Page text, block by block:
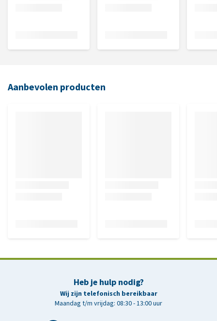
Aanbevolen producten
Heb je hulp nodig?
Wij zijn telefonisch bereikbaar
Maandag t/m vrijdag: 08:30 - 13:00 uur